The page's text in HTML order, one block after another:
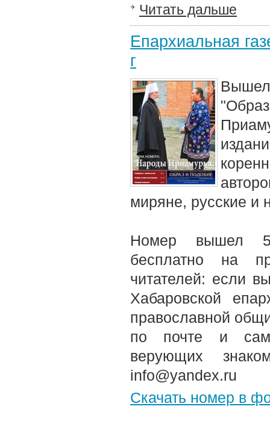
Читать дальше
Епархиальная
г
Вышел
миряне, русские и
Номер вышел 5-
бесплатно на
читателей: если
Хабаровской
православной
по почте и
верующих
info@yandex.ru
Скачать номер в